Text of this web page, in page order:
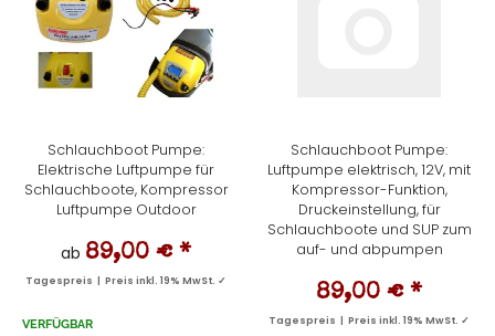
Schlauchboot Pumpe:
Elektrische Luftpumpe für
Schlauchboote, Kompressor
Luftpumpe Outdoor
ab 89,00 € *
Tagespreis | Preis inkl. 19% MwSt. ✓
VERFÜGBAR
Schlauchboot Pumpe:
Luftpumpe elektrisch, 12V, mit
Kompressor-Funktion,
Druckeinstellung, für
Schlauchboote und SUP zum
auf- und abpumpen
89,00 € *
Tagespreis | Preis inkl. 19% MwSt. ✓